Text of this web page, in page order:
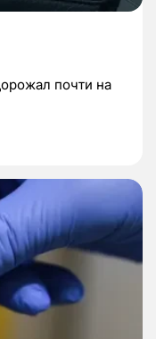
почти на